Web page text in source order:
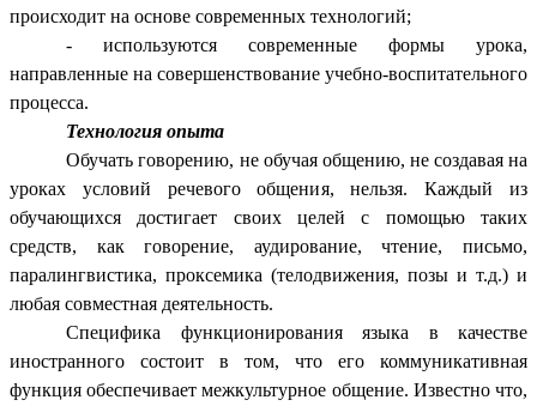
происходит на основе современных технологий;
- используются современные формы урока,
направленные на совершенствование учебно-воспитательного
процесса.
Технология опыта
Обучать говорению, не обучая общению, не создавая на
уроках условий речевого общения, нельзя. Каждый из
обучающихся достигает своих целей с помощью таких
средств, как говорение, аудирование, чтение, письмо,
паралингвистика, проксемика (телодвижения, позы и т.д.) и
любая совместная деятельность.
Специфика функционирования языка в качестве
иностранного состоит в том, что его коммуникативная
функция обеспечивает межкультурное общение. Известно что,